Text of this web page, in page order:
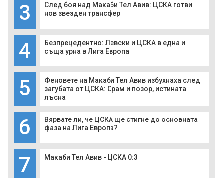
3
След боя над Макаби Тел Авив: ЦСКА готви
нов звезден трансфер
4
Безпрецедентно: Левски и ЦСКА в една и
съща урна в Лига Европа
5
Феновете на Макаби Тел Авив избухнаха след
загубата от ЦСКА: Срам и позор, истината
лъсна
6
Вярвате ли, че ЦСКА ще стигне до основната
фаза на Лига Европа?
7 Макаби Тел Авив - ЦСКА 0:3